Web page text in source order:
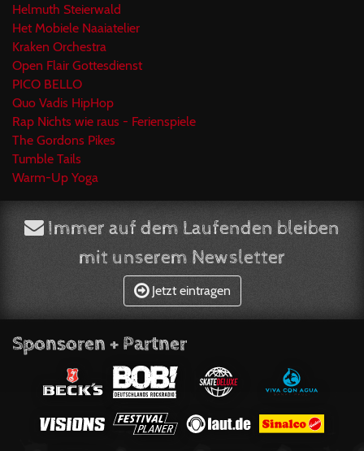
Helmuth Steierwald
Het Mobiele Naaiatelier
Kraken Orchestra
Open Flair Gottesdienst
PICO BELLO
Quo Vadis HipHop
Rap Nichts wie raus - Ferienspiele
The Gordons Pikes
Tumble Tails
Warm-Up Yoga
Immer auf dem Laufenden bleiben
mit unserem Newsletter
Jetzt eintragen
Sponsoren + Partner